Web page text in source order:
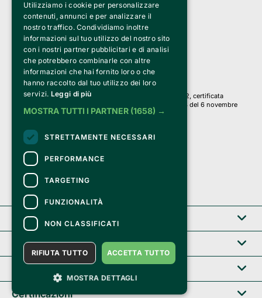
Clappit è un marchio di proprietà di:
Bemils Srl
a Socio Unico
Via Fosse Ardeatine, 4 -20092 Cinisello Balsamo (MI)
PI 05589050961
Iscr. C.C.I.A.A. Milano R.E.A. 1833471
© 2010-2025 Bemils Srl - Tutti i diritti riservati
Credits:
Clappit è basato sulla piattaforma di biglietteria Belive 6.2, certificata
dall’Agenzia delle Entrate con protocollo n. 2025/445474 del 6 novembre
2025.
Su Clappit i tuoi acquisti ed i tuoi dati
sono sicuri e protetti da un certificato SSL
con crittografia a 128 bit.
Certificazioni
Clappit
Help center
Utilizziamo i cookie per personalizzare
contenuti, annunci e per analizzare il
nostro traffico. Condividiamo inoltre
informazioni sul tuo utilizzo del nostro sito
con i nostri partner pubblicitari e di analisi
che potrebbero combinarle con altre
informazioni che hai fornito loro o che
hanno raccolto dal tuo utilizzo dei loro
servizi. Leggi di più
MOSTRA TUTTI I PARTNER (1658) →
STRETTAMENTE NECESSARI
PERFORMANCE
TARGETING
FUNZIONALITÀ
NON CLASSIFICATI
ACCETTA TUTTO
RIFIUTA TUTTO
MOSTRA DETTAGLI